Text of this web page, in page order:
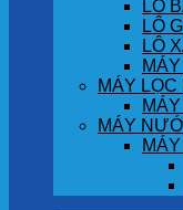
LÔ
LÔ
LÔ
MÁY
MÁY